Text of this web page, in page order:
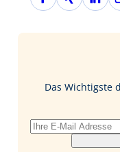
a
i
i
I
-
Das Wichtigste